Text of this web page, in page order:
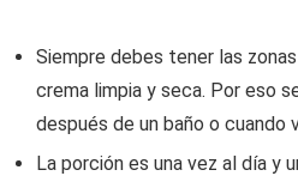
Siempre debes tener las
crema limpia y seca. Por eso
después de un baño o cuando
La porción es una vez al día y